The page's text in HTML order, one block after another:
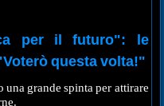
per il futuro": le
questa volta!"
una grande spinta per attirare